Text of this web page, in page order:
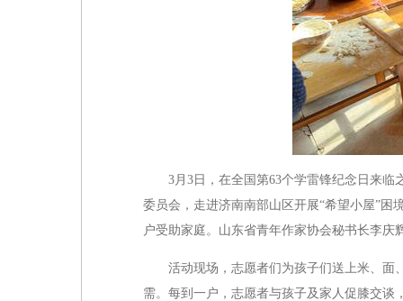
3月3日，在全国第63个学雷锋纪念日来
委员会，走进济南南部山区开展“希望小屋”困
户受助家庭。山东省青年作家协会秘书长李
活动现场，志愿者们为孩子们送上米、面
需。每到一户，志愿者与孩子及家人促膝交